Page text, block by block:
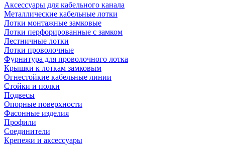
Аксессуары для кабельного канала
Металлические кабельные лотки
Лотки монтажные замковые
Лотки перфорированные с замком
Лестничные лотки
Лотки проволочные
Фурнитура для проволочного лотка
Крышки к лоткам замковым
Огнестойкие кабельные линии
Стойки и полки
Подвесы
Опорные поверхности
Фасонные изделия
Профили
Соединители
Крепежи и аксессуары